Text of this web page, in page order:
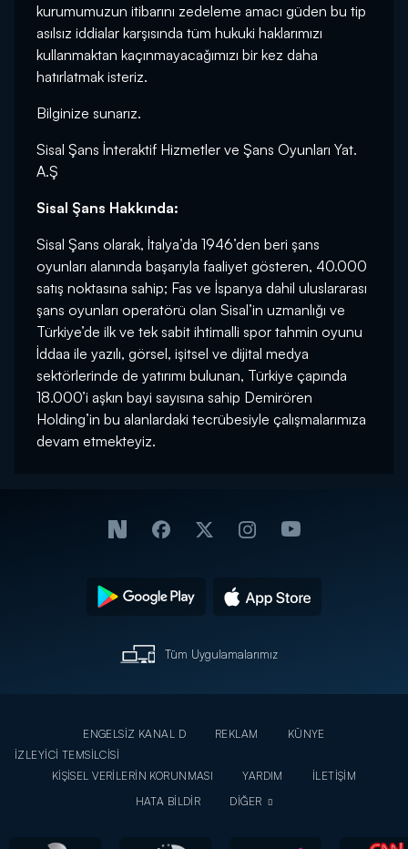
kurumumuzun itibarını zedeleme amacı güden bu tip
asılsız iddialar karşısında tüm hukuki haklarımızı
kullanmaktan kaçınmayacağımızı bir kez daha
hatırlatmak isteriz.
Bilginize sunarız.
Sisal Şans İnteraktif Hizmetler ve Şans Oyunları Yat.
A.Ş
Sisal Şans Hakkında:
Sisal Şans olarak, İtalya’da 1946’den beri şans
oyunları alanında başarıyla faaliyet gösteren, 40.000
satış noktasına sahip; Fas ve İspanya dahil uluslararası
şans oyunları operatörü olan Sisal’in uzmanlığı ve
Türkiye’de ilk ve tek sabit ihtimalli spor tahmin oyunu
İddaa ile yazılı, görsel, işitsel ve dijital medya
sektörlerinde de yatırımı bulunan, Türkiye çapında
18.000’i aşkın bayi sayısına sahip Demirören
Holding’in bu alanlardaki tecrübesiyle çalışmalarımıza
devam etmekteyiz.
Tüm Uygulamalarımız
ENGELSİZ KANAL D REKLAM
KÜNYE
İZLEYİCİ TEMSİLCİSİ
KİŞİSEL VERİLERİN KORUNMASI
YARDIM
İLETİŞİM
HATA BİLDİR
DİĞER